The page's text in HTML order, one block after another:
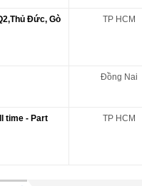
Đức, Gò
TP HCM
Đồng Nai
time - Part
TP HCM